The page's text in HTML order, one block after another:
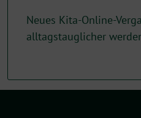
Neues Kita-Online-
alltagstauglicher